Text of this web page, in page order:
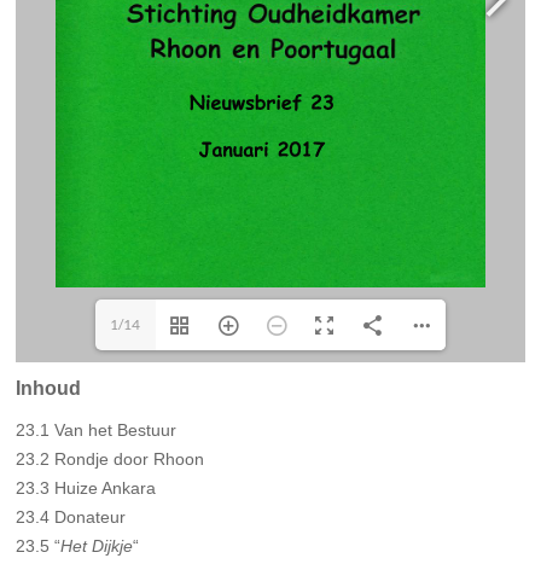
1/14
Inhoud
23.1 Van het Bestuur
23.2 Rondje door Rhoon
23.3 Huize Ankara
23.4 Donateur
23.5 “Het Dijkje“